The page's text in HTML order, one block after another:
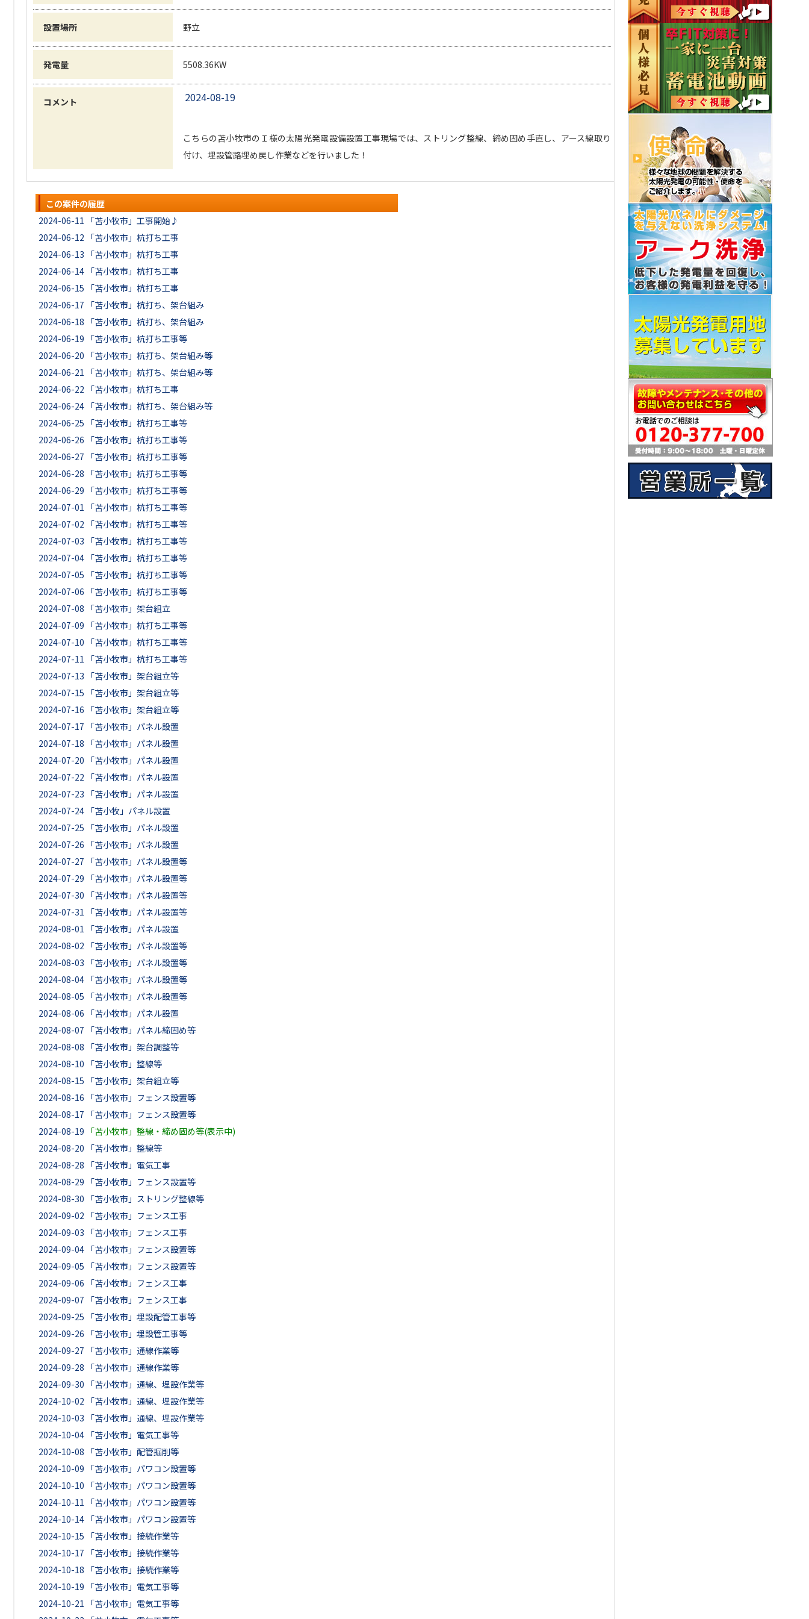
設置場所 野立
発電量 5508.36KW
コメント 2024-08-19
こちらの苫小牧市のＩ様の太陽光発電設備設置工事現場では、ストリング整線、締め固め手直し、アース線取り
付け、埋設管路埋め戻し作業などを行いました！
この案件の履歴
2024-06-11
「苫小牧市」工事開始♪
2024-06-12
「苫小牧市」杭打ち工事
2024-06-13
「苫小牧市」杭打ち工事
2024-06-14 「苫小牧市」杭打ち工事
2024-06-15
「苫小牧市」杭打ち工事
2024-06-17
「苫小牧市」杭打ち、架台組み
2024-06-18
「苫小牧市」杭打ち、架台組み
2024-06-19
「苫小牧市」杭打ち工事等
2024-06-20
「苫小牧市」杭打ち、架台組み等
2024-06-21
「苫小牧市」杭打ち、架台組み等
2024-06-22
「苫小牧市」杭打ち工事
2024-06-24 「苫小牧市」杭打ち、架台組み等
2024-06-25
「苫小牧市」杭打ち工事等
2024-06-26
「苫小牧市」杭打ち工事等
2024-06-27
「苫小牧市」杭打ち工事等
2024-06-28
「苫小牧市」杭打ち工事等
2024-06-29
「苫小牧市」杭打ち工事等
2024-07-01
「苫小牧市」杭打ち工事等
2024-07-02
「苫小牧市」杭打ち工事等
2024-07-03
「苫小牧市」杭打ち工事等
2024-07-04 「苫小牧市」杭打ち工事等
2024-07-05
「苫小牧市」杭打ち工事等
2024-07-06
「苫小牧市」杭打ち工事等
2024-07-08
「苫小牧市」架台組立
2024-07-09
「苫小牧市」杭打ち工事等
2024-07-10
「苫小牧市」杭打ち工事等
2024-07-11
「苫小牧市」杭打ち工事等
2024-07-13
「苫小牧市」架台組立等
2024-07-15
「苫小牧市」架台組立等
2024-07-16
「苫小牧市」架台組立等
2024-07-17
「苫小牧市」パネル設置
2024-07-18
「苫小牧市」パネル設置
2024-07-20
「苫小牧市」パネル設置
2024-07-22
「苫小牧市」パネル設置
2024-07-23
「苫小牧市」パネル設置
2024-07-24 「苫小牧」パネル設置
2024-07-25
「苫小牧市」パネル設置
2024-07-26
「苫小牧市」パネル設置
2024-07-27
「苫小牧市」パネル設置等
2024-07-29
「苫小牧市」パネル設置等
2024-07-30
「苫小牧市」パネル設置等
2024-07-31
「苫小牧市」パネル設置等
2024-08-01
「苫小牧市」パネル設置
2024-08-02
「苫小牧市」パネル設置等
2024-08-03
「苫小牧市」パネル設置等
2024-08-04 「苫小牧市」パネル設置等
2024-08-05
「苫小牧市」パネル設置等
2024-08-06
「苫小牧市」パネル設置
2024-08-07
「苫小牧市」パネル締固め等
2024-08-08
「苫小牧市」架台調整等
2024-08-10
「苫小牧市」整線等
2024-08-15
「苫小牧市」架台組立等
2024-08-16
「苫小牧市」フェンス設置等
2024-08-17
「苫小牧市」フェンス設置等
2024-08-19
「苫小牧市」整線・締め固め等(表示中)
2024-08-20
「苫小牧市」整線等
2024-08-28
「苫小牧市」電気工事
2024-08-29
「苫小牧市」フェンス設置等
2024-08-30
「苫小牧市」ストリング整線等
2024-09-02
「苫小牧市」フェンス工事
2024-09-03
「苫小牧市」フェンス工事
2024-09-04 「苫小牧市」フェンス設置等
2024-09-05
「苫小牧市」フェンス設置等
2024-09-06
「苫小牧市」フェンス工事
2024-09-07
「苫小牧市」フェンス工事
2024-09-25
「苫小牧市」埋設配管工事等
2024-09-26
「苫小牧市」埋設管工事等
2024-09-27
「苫小牧市」通線作業等
2024-09-28
「苫小牧市」通線作業等
2024-09-30
「苫小牧市」通線、埋設作業等
2024-10-02
「苫小牧市」通線、埋設作業等
2024-10-03
「苫小牧市」通線、埋設作業等
2024-10-04 「苫小牧市」電気工事等
2024-10-08
「苫小牧市」配管掘削等
2024-10-09
「苫小牧市」パワコン設置等
2024-10-10
「苫小牧市」パワコン設置等
2024-10-11
「苫小牧市」パワコン設置等
2024-10-14 「苫小牧市」パワコン設置等
2024-10-15
「苫小牧市」接続作業等
2024-10-17
「苫小牧市」接続作業等
2024-10-18
「苫小牧市」接続作業等
2024-10-19
「苫小牧市」電気工事等
2024-10-21
「苫小牧市」電気工事等